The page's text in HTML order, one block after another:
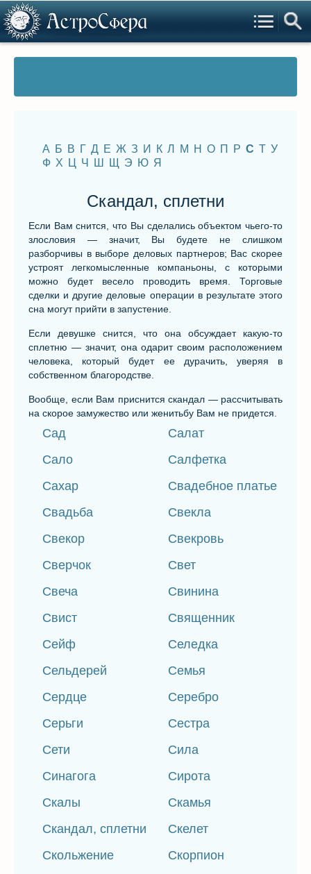
А Б В Г Д Е Ж З И К Л М Н О П Р С Т У
Ф Х Ц Ч Ш Щ Э Ю Я
Скандал, сплетни
Если Вам снится, что Вы сделались объектом чьего-то
злословия — значит, Вы будете не слишком
разборчивы в выборе деловых партнеров; Вас скорее
устроят легкомысленные компаньоны, с которыми
можно будет весело проводить время. Торговые
сделки и другие деловые операции в результате этого
сна могут прийти в запустение.
Если девушке снится, что она обсуждает какую-то
сплетню — значит, она одарит своим расположением
человека, который будет ее дурачить, уверяя в
собственном благородстве.
Вообще, если Вам приснится скандал — рассчитывать
на скорое замужество или женитьбу Вам не придется.
Сад
Салат
Сало
Салфетка
Сахар
Свадебное платье
Свадьба
Свекла
Свекор
Свекровь
Сверчок
Свет
Свеча
Свинина
Свист
Священник
Сейф
Селедка
Сельдерей
Семья
Сердце
Серебро
Серьги
Сестра
Сети
Сила
Синагога
Сирота
Скалы
Скамья
Скандал, сплетни
Скелет
Скольжение
Скорпион